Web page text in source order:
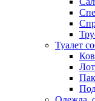
Туалет